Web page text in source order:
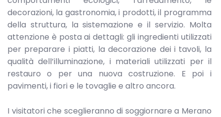
decorazioni, la gastronomia, i prodotti, il programma
della struttura, la sistemazione e il servizio. Molta
attenzione è posta ai dettagli: gli ingredienti utilizzati
per preparare i piatti, la decorazione dei i tavoli, la
qualità dell’illuminazione, i materiali utilizzati per il
restauro o per una nuova costruzione. E poi i
pavimenti, i fiori e le tovaglie e altro ancora.
I visitatori che sceglieranno di soggiornare a Merano